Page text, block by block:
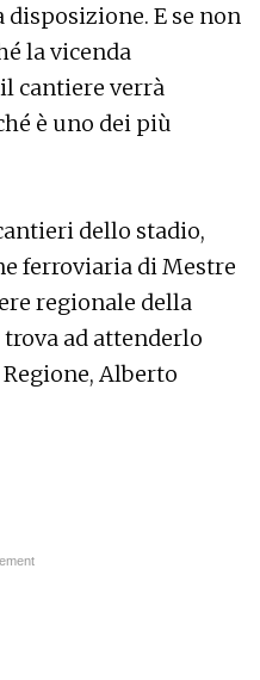
E se non
la vicenda
cantiere verrà
è uno dei più
dello stadio,
ferroviaria di Mestre
regionale della
ad attenderlo
Alberto